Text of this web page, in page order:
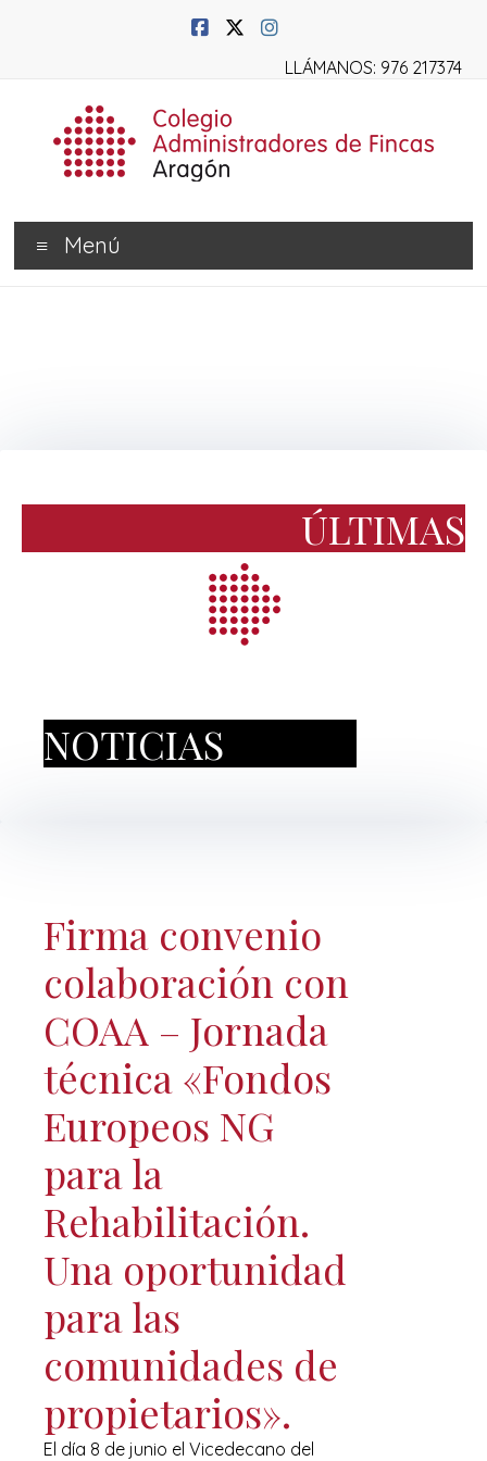
LLÁMANOS: 976 217374
Menú
ÚLTIMAS
NOTICIAS
Firma convenio
colaboración con
COAA – Jornada
técnica «Fondos
Europeos NG
para la
Rehabilitación.
Una oportunidad
para las
comunidades de
propietarios».
El día 8 de junio el Vicedecano del